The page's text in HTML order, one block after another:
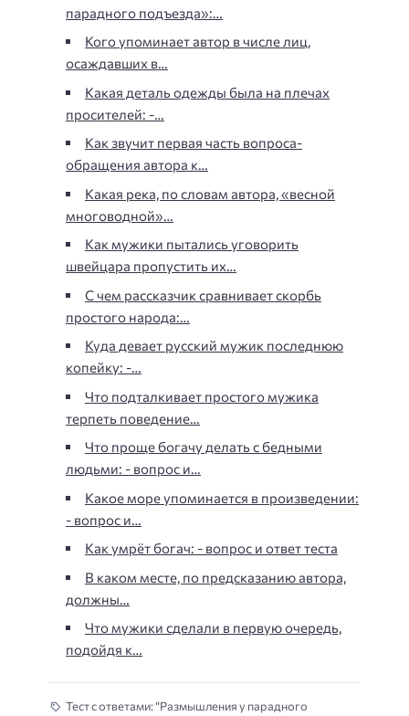
парадного подъезда»:…
Кого упоминает автор в числе лиц,
осаждавших в…
Какая деталь одежды была на плечах
просителей: -…
Как звучит первая часть вопроса-
обращения автора к…
Какая река, по словам автора, «весной
многоводной»…
Как мужики пытались уговорить
швейцара пропустить их…
С чем рассказчик сравнивает скорбь
простого народа:…
Куда девает русский мужик последнюю
копейку: -…
Что подталкивает простого мужика
терпеть поведение…
Что проще богачу делать с бедными
людьми: - вопрос и…
Какое море упоминается в произведении:
- вопрос и…
Как умрёт богач: - вопрос и ответ теста
В каком месте, по предсказанию автора,
должны…
Что мужики сделали в первую очередь,
подойдя к…
Тест с ответами: “Размышления у парадного